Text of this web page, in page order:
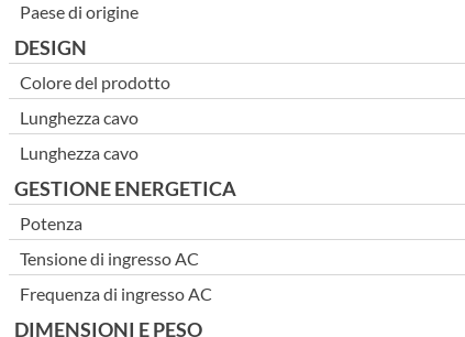
Paese di origine
DESIGN
Colore del prodotto
Lunghezza cavo
Lunghezza cavo
GESTIONE ENERGETICA
Potenza
Tensione di ingresso AC
Frequenza di ingresso AC
DIMENSIONI E PESO